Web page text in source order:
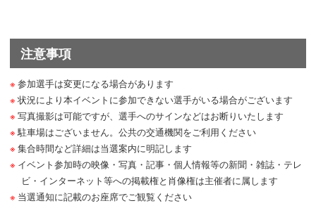
注意事項
参加選手は変更になる場合があります
状況により本イベントに参加できない選手がいる場合がございます
写真撮影は可能ですが、選手へのサインなどはお断りいたします
駐車場はございません。公共の交通機関をご利用ください
集合時間など詳細は当選案内に明記します
イベント参加時の映像・写真・記事・個人情報等の新聞・雑誌・テレ
ビ・インターネット等への掲載権と肖像権は主催者に属します
当選通知に記載のお座席でご観覧ください